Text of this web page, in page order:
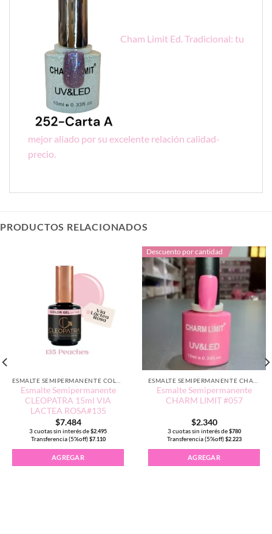
Cham Limit Ed. Tradicional: tu
mejor aliado por su excelente relación calidad-
precio.
PRODUCTOS RELACIONADOS
Esmalte Semipermanente
CLEOPATRA 15ml VIA
LACTEA ROSA#135
$7.484
3 cuotas sin interés de $2.495
Transferencia (5%off) $7.110
AGREGAR
Descuento por cantidad
Esmalte Semipermanente
CHARM LIMIT #057
$2.340
3 cuotas sin interés de $780
Transferencia (5%off) $2.223
AGREGAR